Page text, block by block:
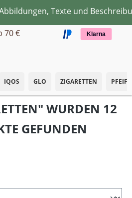
Texte und
70 €
Klarna
IQOS GLO ZIGARETTEN
WURDEN 12
GEFUNDEN